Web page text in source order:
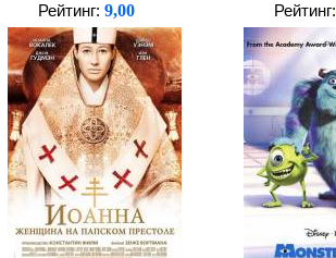
Рейтинг: 9,00 Рейтинг: